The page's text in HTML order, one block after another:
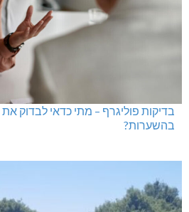
בדיקות פוליגרף – מתי כדאי לבדוק
בהשערות?